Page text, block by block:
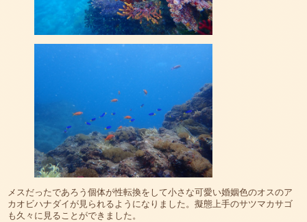
メスだったであろう個体が性転換をして小さな可愛い婚姻色のオスのア
カオビハナダイが見られるようになりました。擬態上手のサツマカサゴ
も久々に見ることができました。